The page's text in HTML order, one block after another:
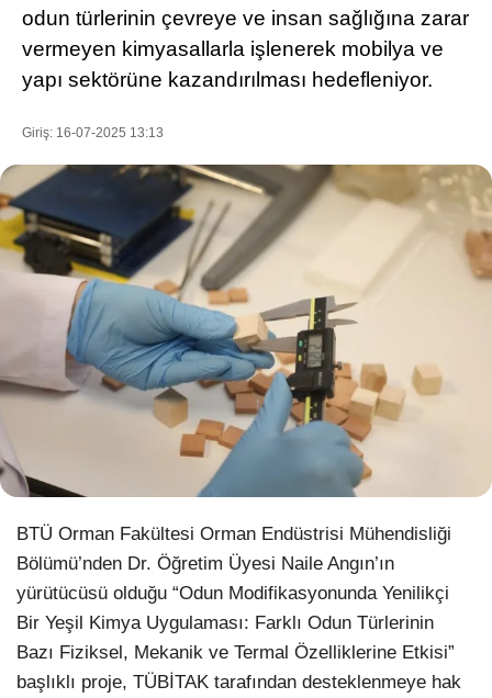
Facebook
Instagram
Youtube
Pinterest
LinkedIn
TEKNOLOJİ
odun türlerinin çevreye ve insan sağlığına zarar
vermeyen kimyasallarla işlenerek mobilya ve
yapı sektörüne kazandırılması hedefleniyor.
Giriş: 16-07-2025 13:13
BTÜ Orman Fakültesi Orman Endüstrisi Mühendisliği
Bölümü’nden Dr. Öğretim Üyesi Naile Angın’ın
yürütücüsü olduğu “Odun Modifikasyonunda Yenilikçi
Bir Yeşil Kimya Uygulaması: Farklı Odun Türlerinin
Bazı Fiziksel, Mekanik ve Termal Özelliklerine Etkisi”
başlıklı proje, TÜBİTAK tarafından desteklenmeye hak